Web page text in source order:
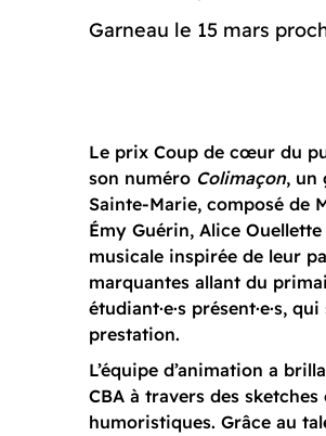
Garneau le 15 mars
Le prix Coup de cœur du
son numéro Colimaçon, un
Sainte-Marie, composé de
Émy Guérin, Alice
musicale inspirée de leur
marquantes allant du
étudiant·e·s présent·e·s,
prestation.
L’équipe d’animation a
CBA à travers des
humoristiques. Grâce au